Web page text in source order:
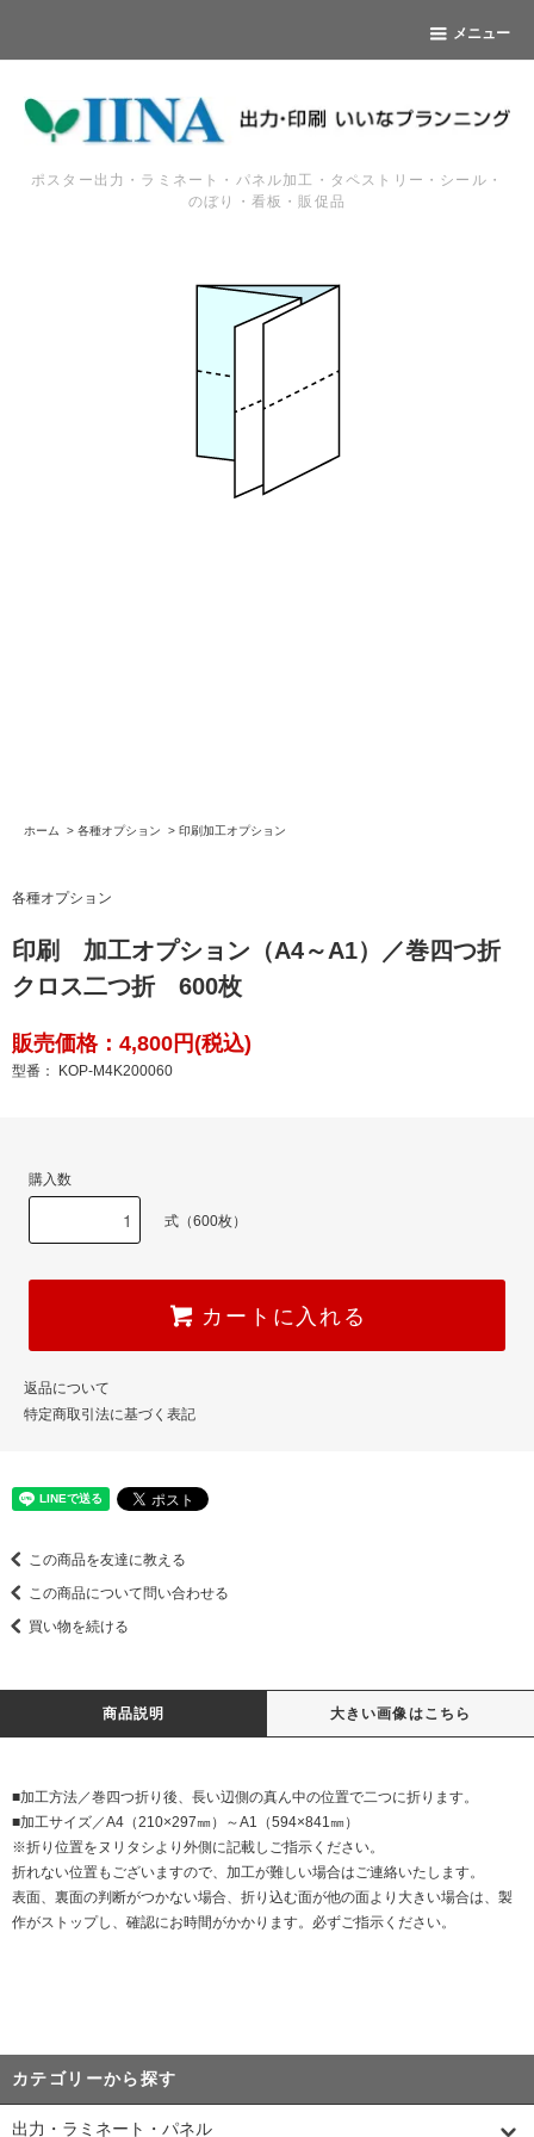
メニュー
ポスター出力・ラミネート・パネル加工・タペストリー・シール・
のぼり・看板・販促品
ホーム > 各種オプション > 印刷加工オプション
各種オプション
印刷 加工オプション（A4～A1）／巻四つ折
クロス二つ折 600枚
販売価格：4,800円(税込)
型番： KOP-M4K200060
購入数
式（600枚）
カートに入れる
返品について
特定商取引法に基づく表記
この商品を友達に教える
この商品について問い合わせる
買い物を続ける
商品説明 大きい画像はこちら
■加工方法／巻四つ折り後、長い辺側の真ん中の位置で二つに折ります。
■加工サイズ／A4（210×297㎜）～A1（594×841㎜）
※折り位置をヌリタシより外側に記載しご指示ください。
折れない位置もございますので、加工が難しい場合はご連絡いたします。
表面、裏面の判断がつかない場合、折り込む面が他の面より大きい場合は、製
作がストップし、確認にお時間がかかります。必ずご指示ください。
カテゴリーから探す
出力・ラミネート・パネル